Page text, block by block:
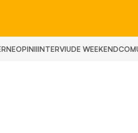
OPINIIINTERVIUDE WEEKEND